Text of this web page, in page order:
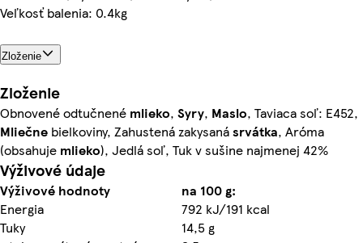
Veľkosť balenia: 0.4kg
Zloženie
Zloženie
Obnovené odtučnené mlieko, Syry, Maslo, Taviaca soľ: E452,
Mliečne bielkoviny, Zahustená zakysanásrvátka, Aróma
(obsahuje mlieko), Jedlá soľ, Tuk v sušine najmenej 42%
Výživové údaje
Výživové hodnoty
na 100 g:
Energia
792 kJ/191 kcal
Tuky
14,5 g